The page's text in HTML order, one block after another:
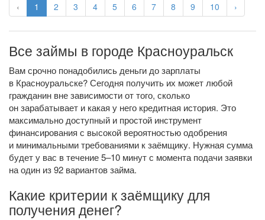
‹ 1 2 3 4 5 6 7 8 9 10 ›
Все займы в городе Красноуральск
Вам срочно понадобились деньги до зарплаты
в Красноуральске? Сегодня получить их может любой
гражданин вне зависимости от того, сколько
он зарабатывает и какая у него кредитная история. Это
максимально доступный и простой инструмент
финансирования с высокой вероятностью одобрения
и минимальными требованиями к заёмщику. Нужная сумма
будет у вас в течение 5–10 минут с момента подачи заявки
на один из 92 вариантов займа.
Какие критерии к заёмщику для
получения денег?